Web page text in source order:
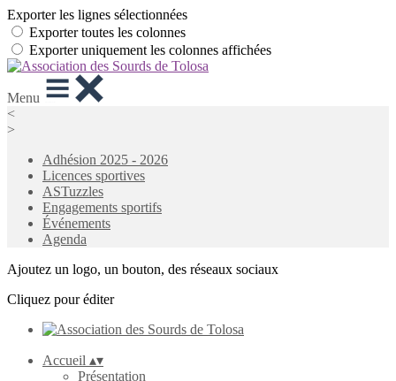
Exporter les lignes sélectionnées
Exporter toutes les colonnes
Exporter uniquement les colonnes affichées
Menu
<
>
Adhésion 2025 - 2026
Licences sportives
ASTuzzles
Engagements sportifs
Événements
Agenda
Ajoutez un logo, un bouton, des réseaux sociaux
Cliquez pour éditer
Accueil ▴▾
Présentation